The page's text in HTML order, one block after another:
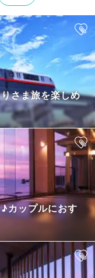
さま旅を楽しめ
カップルにおす